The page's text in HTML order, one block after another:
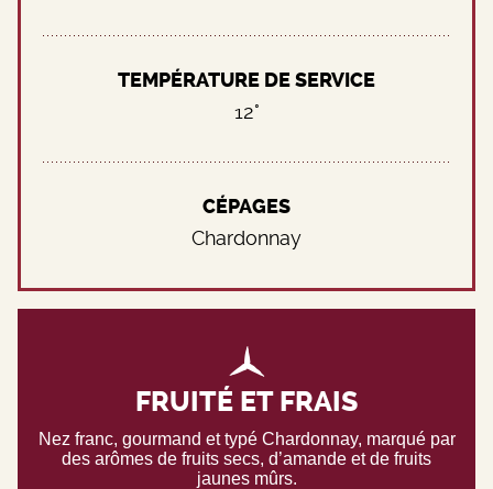
FRUITÉ ET FRAIS
Nez franc, gourmand et typé Chardonnay, marqué par
des arômes de fruits secs, d’amande et de fruits
jaunes mûrs.
TEMPÉRATURE DE SERVICE
12°
CÉPAGES
Chardonnay